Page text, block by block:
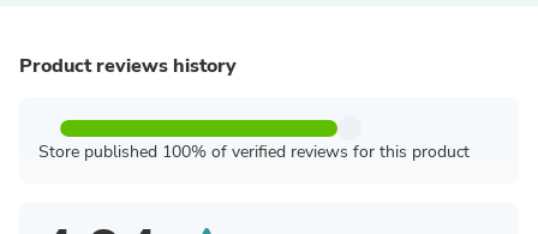
Product reviews history
Store published 100% of verified reviews for this product